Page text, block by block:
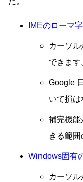
IMEのローマ
カーソ
できます
Google
いて損は
補完機能
きる範囲
Windows固有
カーソ